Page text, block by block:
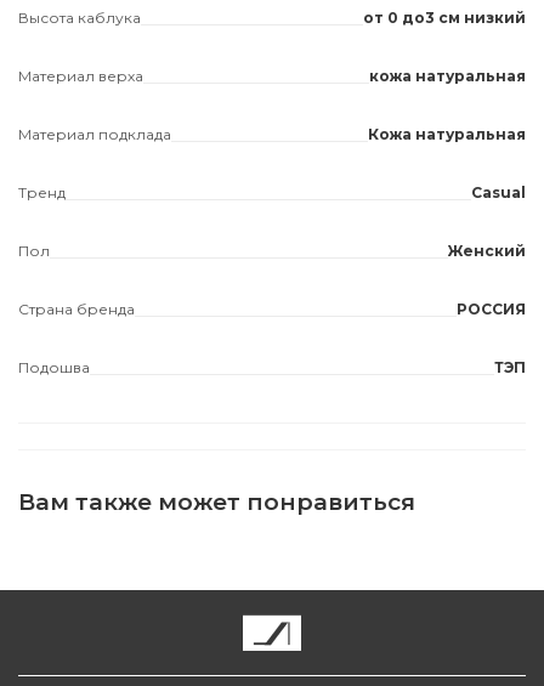
Высота каблука от 0 до3 см низкий
Материал верха кожа натуральная
Материал подклада Кожа натуральная
Тренд Casual
Пол Женский
Страна бренда РОССИЯ
Подошва ТЭП
Вам также может понравиться